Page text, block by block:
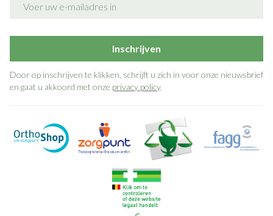
Inschrijven
Door op inschrijven te klikken, schrijft u zich in voor onze nieuwsbrief
en gaat u akkoord met onze privacy policy.